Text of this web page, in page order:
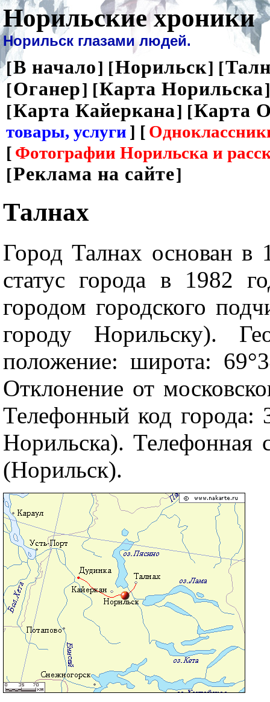
Норильские хроники
Норильск глазами людей.
[В начало] [Норильск] [
[Оганер] [Карта Норильска
[Карта Кайеркана] [Карта
товары, услуги ] [
[ Фотографии Норильска и
[Реклама на сайте]
Талнах
Город Талнах основан в
статус города в 1982
городом городского
городу Норильску).
положение: широта:
Отклонение от
Телефонный код города:
Норильска). Телефонная
(Норильск).